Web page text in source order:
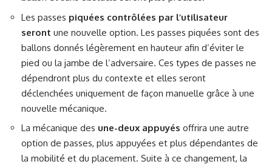
Les passes piquées contrôlées par l’utilisateur
seront une nouvelle option. Les passes piquées sont des
ballons donnés légèrement en hauteur afin d’éviter le
pied ou la jambe de l’adversaire. Ces types de passes ne
dépendront plus du contexte et elles seront
déclenchées uniquement de façon manuelle grâce à une
nouvelle mécanique.
La mécanique des une-deux appuyés offrira une autre
option de passes, plus appuyées et plus dépendantes de
la mobilité et du placement. Suite à ce changement, la